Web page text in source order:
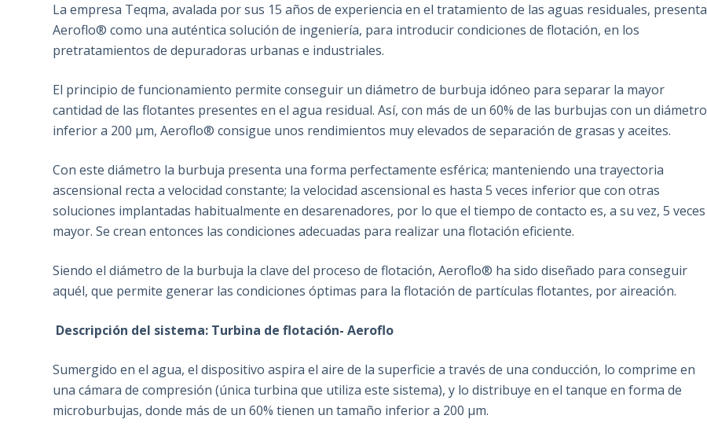
La empresa Teqma, avalada por sus 15 años de experiencia en el tratamiento de las aguas residuales, presenta
Aeroflo® como una auténtica solución de ingeniería, para introducir condiciones de flotación, en los
pretratamientos de depuradoras urbanas e industriales.
El principio de funcionamiento permite conseguir un diámetro de burbuja idóneo para separar la mayor
cantidad de las flotantes presentes en el agua residual. Así, con más de un 60% de las burbujas con un diámetro
inferior a 200 μm, Aeroflo® consigue unos rendimientos muy elevados de separación de grasas y aceites.
Con este diámetro la burbuja presenta una forma perfectamente esférica; manteniendo una trayectoria
ascensional recta a velocidad constante; la velocidad ascensional es hasta 5 veces inferior que con otras
soluciones implantadas habitualmente en desarenadores, por lo que el tiempo de contacto es, a su vez, 5 veces
mayor. Se crean entonces las condiciones adecuadas para realizar una flotación eficiente.
Siendo el diámetro de la burbuja la clave del proceso de flotación, Aeroflo® ha sido diseñado para conseguir
aquél, que permite generar las condiciones óptimas para la flotación de partículas flotantes, por aireación.
Descripción del sistema: Turbina de flotación- Aeroflo
Sumergido en el agua, el dispositivo aspira el aire de la superficie a través de una conducción, lo comprime en
una cámara de compresión (única turbina que utiliza este sistema), y lo distribuye en el tanque en forma de
microburbujas, donde más de un 60% tienen un tamaño inferior a 200 μm.